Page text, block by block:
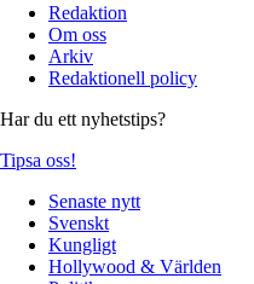
Redaktion
Om oss
Arkiv
Redaktionell policy
Har du ett nyhetstips?
Tipsa oss!
Senaste nytt
Svenskt
Kungligt
Hollywood & Världen